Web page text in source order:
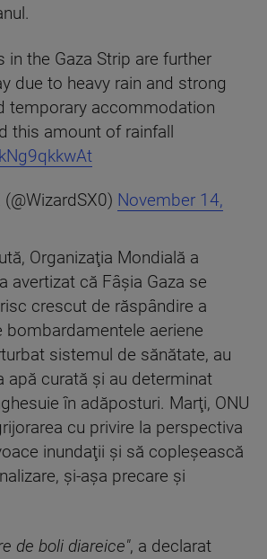
in the Gaza Strip are further
due to heavy rain and strong
temporary accommodation
this amount of rainfall
November 14,
Organizaţia Mondială a
avertizat că Fâșia Gaza se
crescut de răspândire a
bombardamentele aeriene
sistemul de sănătate, au
apă curată şi au determinat
în adăposturi. Marţi, ONU
cu privire la perspectiva
inundaţii şi să copleşească
şi-aşa precare şi
de boli diareice", a declarat